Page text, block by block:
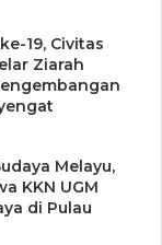
sangat
baru bagi
global.
pendidikan
tetapi
pengembangan
ujarnya.
19, Civitas
Ziarah
Melayu,
KKN UGM
di Pulau